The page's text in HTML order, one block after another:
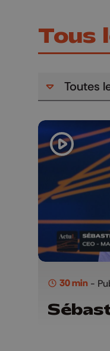
Tous
30 min -